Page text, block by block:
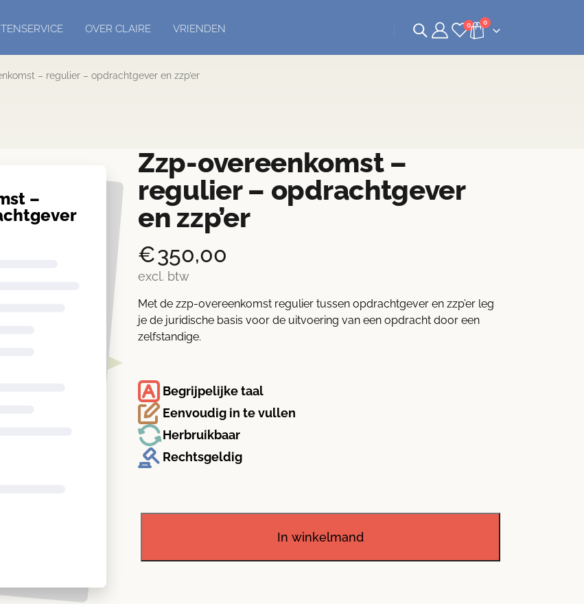
OVER CLAIRE VRIENDEN 0 0
– regulier – opdrachtgever en zzp’er
–
€350,00
excl. btw
Zzp-overeenkomst –
regulier – opdrachtgever
en zzp’er
Met de zzp-overeenkomst regulier tussen opdrachtgever en zzp’er leg
je de juridische basis voor de uitvoering van een opdracht door een
zelfstandige.
Begrijpelijke taal
Eenvoudig in te vullen
Herbruikbaar
Rechtsgeldig
Zzp-
opdrachtgever
In winkelmand